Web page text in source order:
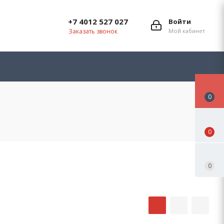
Войти
Мой кабинет
+7 4012 527 027
Заказать звонок
0
0
0